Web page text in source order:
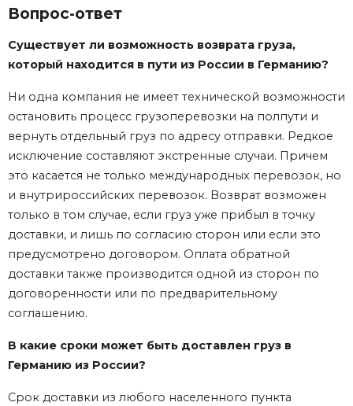
Вопрос-ответ
Существует ли возможность возврата груза,
который находится в пути из России в Германию?
Ни одна компания не имеет технической возможности
остановить процесс грузоперевозки на полпути и
вернуть отдельный груз по адресу отправки. Редкое
исключение составляют экстренные случаи. Причем
это касается не только международных перевозок, но
и внутрироссийских перевозок. Возврат возможен
только в том случае, если груз уже прибыл в точку
доставки, и лишь по согласию сторон или если это
предусмотрено договором. Оплата обратной
доставки также производится одной из сторон по
договоренности или по предварительному
соглашению.
В какие сроки может быть доставлен груз в
Германию из России?
Срок доставки из любого населенного пункта